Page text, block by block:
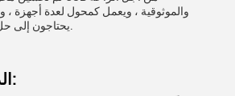
والموثوقية ، ويعمل كمحول لعدة أجهزة ،
الدعم والخدمات: